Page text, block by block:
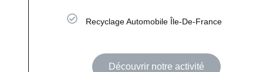
Recyclage Automobile Île-De-France
Découvrir notre activité